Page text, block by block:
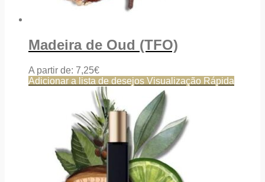
Madeira de Oud (TFO)
A partir de: 7,25€
Adicionar a lista de desejos Visualização Rápida